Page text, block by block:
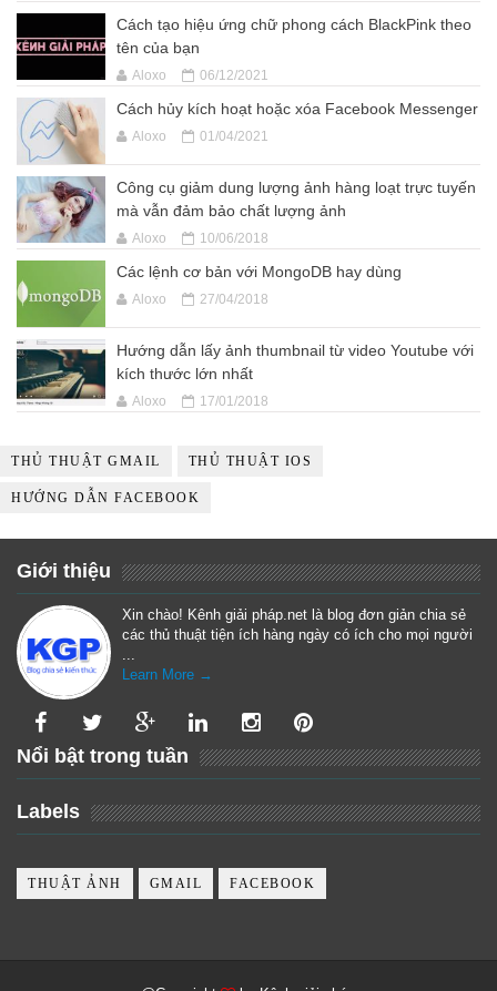
Cách tạo hiệu ứng chữ phong cách BlackPink theo
tên của bạn
Aloxo 06/12/2021
Cách hủy kích hoạt hoặc xóa Facebook Messenger
Aloxo 01/04/2021
Công cụ giảm dung lượng ảnh hàng loạt trực tuyến
mà vẫn đảm bảo chất lượng ảnh
Aloxo 10/06/2018
Các lệnh cơ bản với MongoDB hay dùng
Aloxo 27/04/2018
Hướng dẫn lấy ảnh thumbnail từ video Youtube với
kích thước lớn nhất
Aloxo 17/01/2018
THỦ THUẬT GMAIL THỦ THUẬT IOS
HƯỚNG DẪN FACEBOOK
Giới thiệu
Xin chào! Kênh giải pháp.net là blog đơn giản chia sẻ
các thủ thuật tiện ích hàng ngày có ích cho mọi người
Learn More →
Nổi bật trong tuần
Labels
THUẬT ẢNH GMAIL FACEBOOK